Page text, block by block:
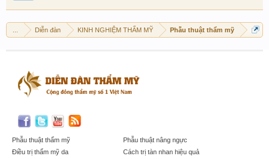
Diễn đàn KINH NGHIỆM THẨM MỸ Phẫu thuật thẩm mỹ
Phẫu thuật thẩm mỹ
Điều trị thẩm mỹ da
Phẫu thuật nâng ngực
Cách trị tàn nhan hiệu quả